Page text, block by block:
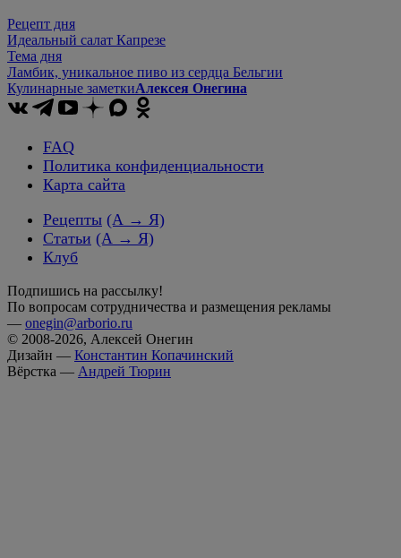
Рецепт дня
Идеальный салат Капрезе
Тема дня
Ламбик, уникальное пиво из сердца Бельгии
Кулинарные заметкиАлексея Онегина
FAQ
Политика конфиденциальности
Карта сайта
Рецепты (А → Я)
Статьи (А → Я)
Клуб
Подпишись на рассылку!
По вопросам сотрудничества и размещения рекламы
— onegin@arborio.ru
© 2008-2026, Алексей Онегин
Дизайн — Константин Копачинский
Вёрстка — Андрей Тюрин